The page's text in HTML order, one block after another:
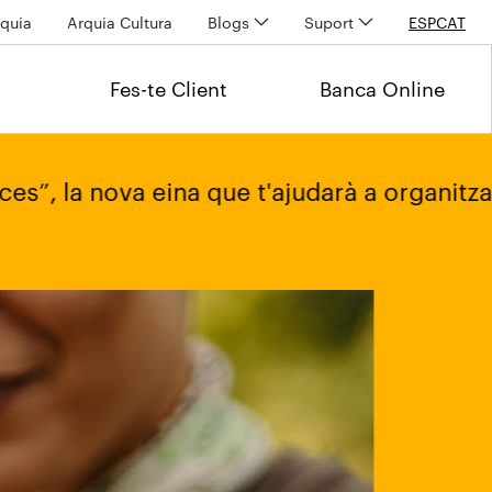
Arquia Cultura Blogs Suport ESPCAT
Fes-te Client Banca Online
eina que t'ajudarà a organitzar